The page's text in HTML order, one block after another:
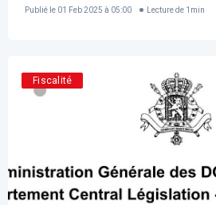
Publié le 01 Feb 2025 à 05:00 Lecture de 1 min
Fiscalité